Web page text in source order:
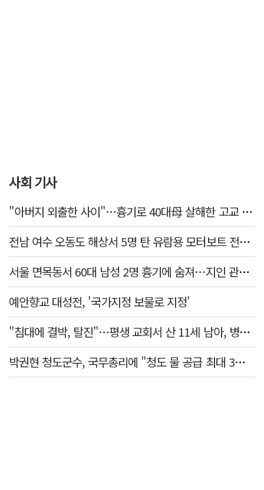
사회 기사
"아버지 외출한 사이"…흉기로 40대母 살해한 고교 자퇴생, 구속 기로에
전남 여수 오동도 해상서 5명 탄 유람용 모터보트 전복…2명 숨져
서울 면목동서 60대 남성 2명 흉기에 숨져…지인 관계로 추정
예안향교 대성전, '국가지정 보물로 지정'
"침대에 결박, 탈진"…평생 교회서 산 11세 남아, 병원 이송 끝 숨져
박권현 청도군수, 국무총리에 "청도 물 공급 최대 3만t 늘려달라"